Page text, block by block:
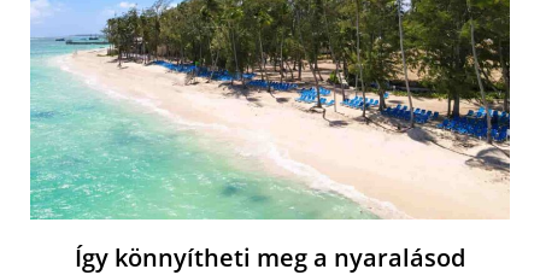
Így könnyítheti meg a nyaralásod